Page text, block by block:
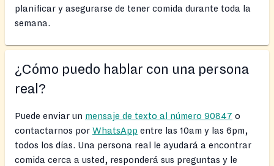
planificar y asegurarse de tener comida durante toda la
semana.
¿Cómo puedo hablar con una persona
real?
Puede enviar un mensaje de texto al número 90847 o
contactarnos por WhatsApp entre las 10am y las 6pm,
todos los días. Una persona real le ayudará a encontrar
comida cerca a usted, responderá sus preguntas y le